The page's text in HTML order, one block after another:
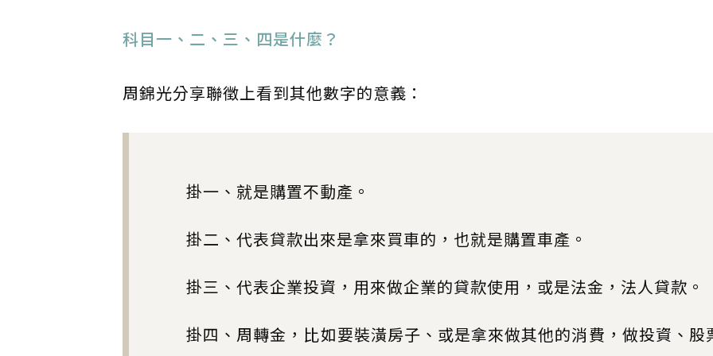
科目一、二、三、四是什麼？
周錦光分享聯徵上看到其他數字的意義：
掛一、就是購置不動產。
掛二、代表貸款出來是拿來買車的，也就是購置車產。
掛三、代表企業投資，用來做企業的貸款使用，或是法金，法人貸款。
掛四、周轉金，比如要裝潢房子、或是拿來做其他的消費，做投資、股